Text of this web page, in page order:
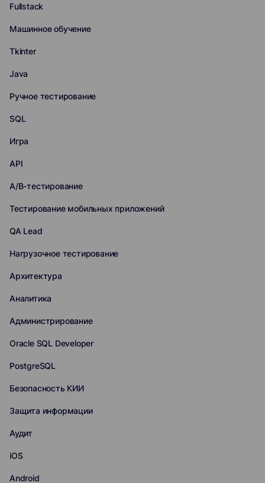
Fullstack
Машинное обучение
Tkinter
Java
Ручное тестирование
SQL
Игра
API
A/B-тестирование
Тестирование мобильных приложений
QA Lead
Нагрузочное тестирование
Архитектура
Аналитика
Администрирование
Oracle SQL Developer
PostgreSQL
Безопасность КИИ
Защита информации
Аудит
iOS
Android